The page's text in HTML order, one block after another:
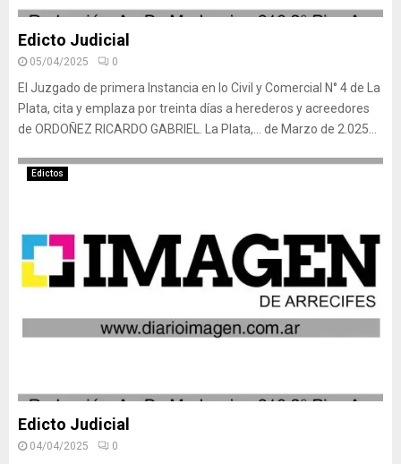
Edicto Judicial
05/04/2025 0
El Juzgado de primera Instancia en lo Civil y Comercial N° 4 de La
Plata, cita y emplaza por treinta días a herederos y acreedores
de ORDOÑEZ RICARDO GABRIEL. La Plata,… de Marzo de 2.025...
Edictos
Edicto Judicial
04/04/2025 0